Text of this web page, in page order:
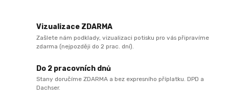
Vizualizace ZDARMA
Zašlete nám podklady, vizualizaci potisku pro vás připravíme
zdarma (nejpozději do 2 prac. dní).
Do 2 pracovních dnů
Stany doručíme ZDARMA a bez expresního příplatku. DPD a
Dachser.